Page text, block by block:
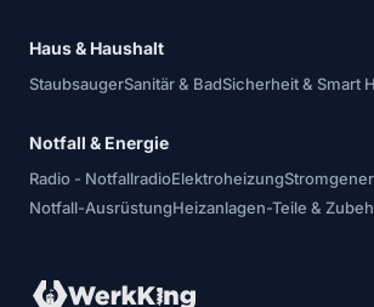
Haus & Haushalt
StaubsaugerSanitär & BadSicherheit & Smart
Notfall & Energie
Radio - NotfallradioElektroheizung
Notfall-AusrüstungHeizanlagen-Teile &